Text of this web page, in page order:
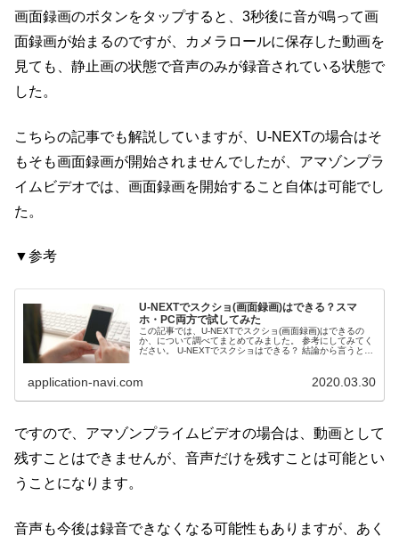
画面録画のボタンをタップすると、3秒後に音が鳴って画
面録画が始まるのですが、カメラロールに保存した動画を
見ても、静止画の状態で音声のみが録音されている状態で
した。
こちらの記事でも解説していますが、U-NEXTの場合はそ
もそも画面録画が開始されませんでしたが、アマゾンプラ
イムビデオでは、画面録画を開始すること自体は可能でし
た。
▼参考
U-NEXTでスクショ(画面録画)はできる？スマ
ホ・PC両方で試してみた
この記事では、U-NEXTでスクショ(画面録画)はできるの
か、について調べてまとめてみました。 参考にしてみてく
ださい。 U-NEXTでスクショはできる？ 結論から言うと、
application-navi.com 2020.03.30
ですので、アマゾンプライムビデオの場合は、動画として
残すことはできませんが、音声だけを残すことは可能とい
うことになります。
音声も今後は録音できなくなる可能性もありますが、あく